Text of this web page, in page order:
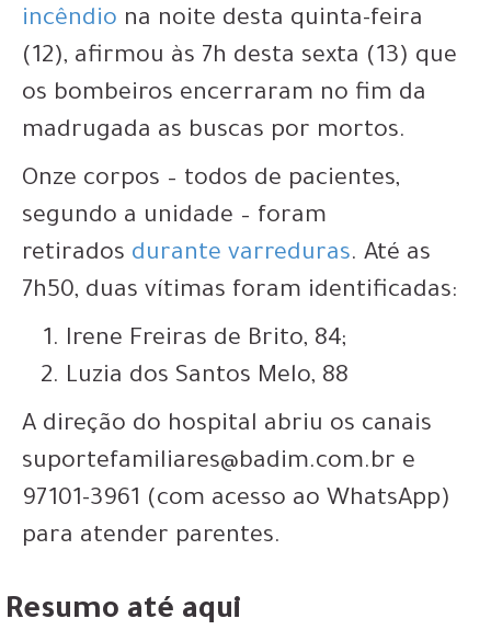
incêndio na noite desta quinta-feira
(12), afirmou às 7h desta sexta (13) que
os bombeiros encerraram no fim da
madrugada as buscas por mortos.
Onze corpos – todos de pacientes,
segundo a unidade – foram
retirados durante varreduras. Até as
7h50, duas vítimas foram identificadas:
Irene Freiras de Brito, 84;
Luzia dos Santos Melo, 88
A direção do hospital abriu os canais
suportefamiliares@badim.com.br e
97101-3961 (com acesso ao WhatsApp)
para atender parentes.
Resumo até aqui